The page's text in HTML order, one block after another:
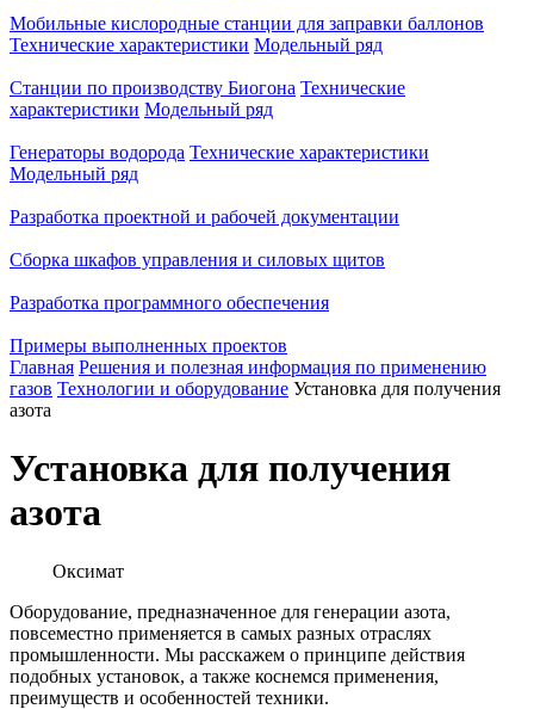
Мобильные кислородные станции для заправки баллонов
Технические характеристики Модельный ряд
Станции по производству Биогона Технические
характеристики Модельный ряд
Генераторы водорода Технические характеристики
Модельный ряд
Разработка проектной и рабочей документации
Сборка шкафов управления и силовых щитов
Разработка программного обеспечения
Примеры выполненных проектов
Главная Решения и полезная информация по применению
газов Технологии и оборудование Установка для получения
азота
Установка для получения
азота
Оксимат
Оборудование, предназначенное для генерации азота,
повсеместно применяется в самых разных отраслях
промышленности. Мы расскажем о принципе действия
подобных установок, а также коснемся применения,
преимуществ и особенностей техники.